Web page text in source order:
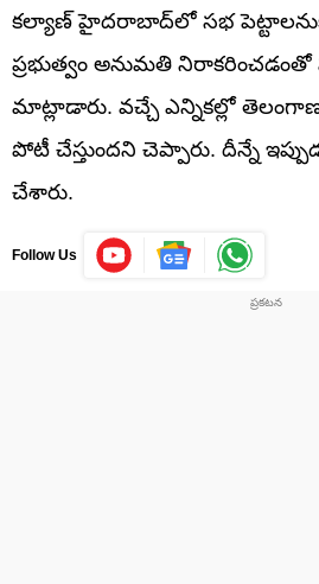
కల్యాణ్‌ హైదరాబాద్‌లో సభ
ప్రభుత్వం అనుమతి
మాట్లాడారు. వచ్చే ఎన్నికల్లో
పోటీ చేస్తుందని చెప్పారు. దీన్నే
చేశారు.
Follow Us